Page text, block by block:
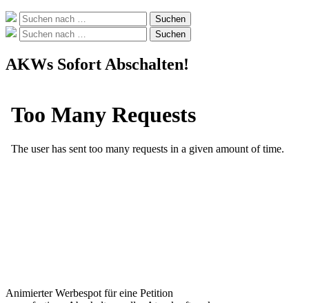
Suche
nach:
Suchen
Suche
nach:
Suchen
AKWs Sofort Abschalten!
Animierter Werbespot für eine Petition